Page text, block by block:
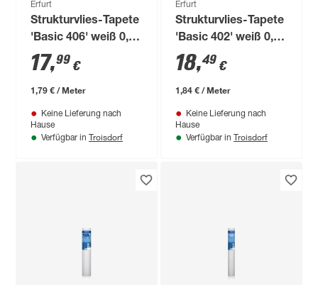
Erfurt
Strukturvlies-Tapete
'Basic 406' weiß 0,53
x 10,05 m
17,99 €
1,79 € / Meter
Keine Lieferung nach
Hause
Verfügbar in Troisdorf
Erfurt
Strukturvlies-Tapete
'Basic 402' weiß 0,53
x 10,05 m
18,49 €
1,84 € / Meter
Keine Lieferung nach
Hause
Verfügbar in Troisdorf